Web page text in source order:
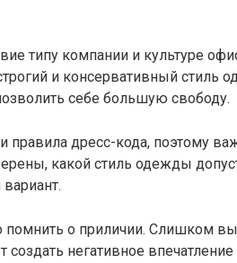
типу компании и культуре
и консервативный стиль
себе большую свободу.
дресс-кода, поэтому
какой стиль одежды
помнить о приличии. Слишком
негативное